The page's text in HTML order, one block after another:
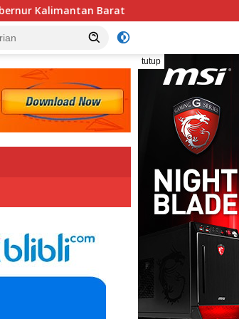
Laksamana Muda TNI (Purn.) Dr.
tutup